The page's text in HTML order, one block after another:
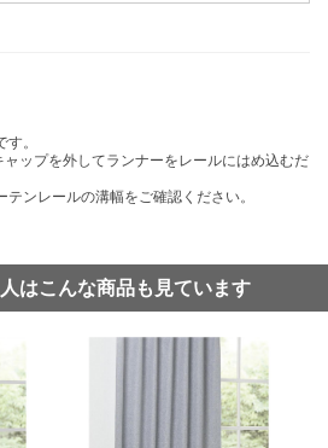
。
ップを外してランナーをレールにはめ込むだ
ンレールの溝幅をご確認ください。
はこんな商品も見ています